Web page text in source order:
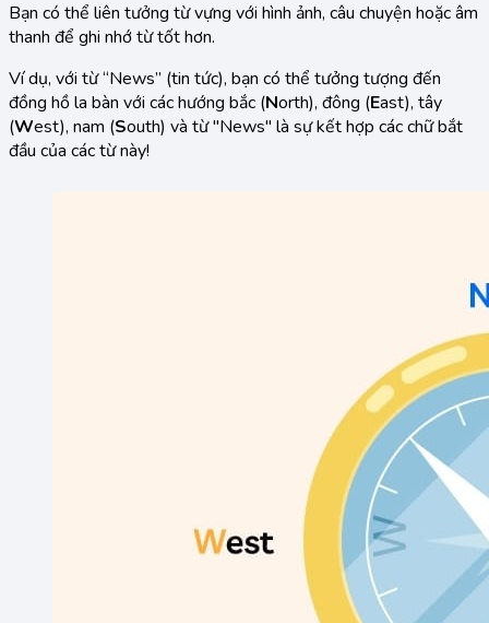
Bạn có thể liên tưởng từ vựng với hình ảnh, câu chuyện hoặc âm
thanh để ghi nhớ từ tốt hơn.
Ví dụ, với từ “News” (tin tức), bạn có thể tưởng tượng đến
đồng hồ la bàn với các hướng bắc (North), đông (East), tây
(West), nam (South) và từ "News" là sự kết hợp các chữ bắt
đầu của các từ này!